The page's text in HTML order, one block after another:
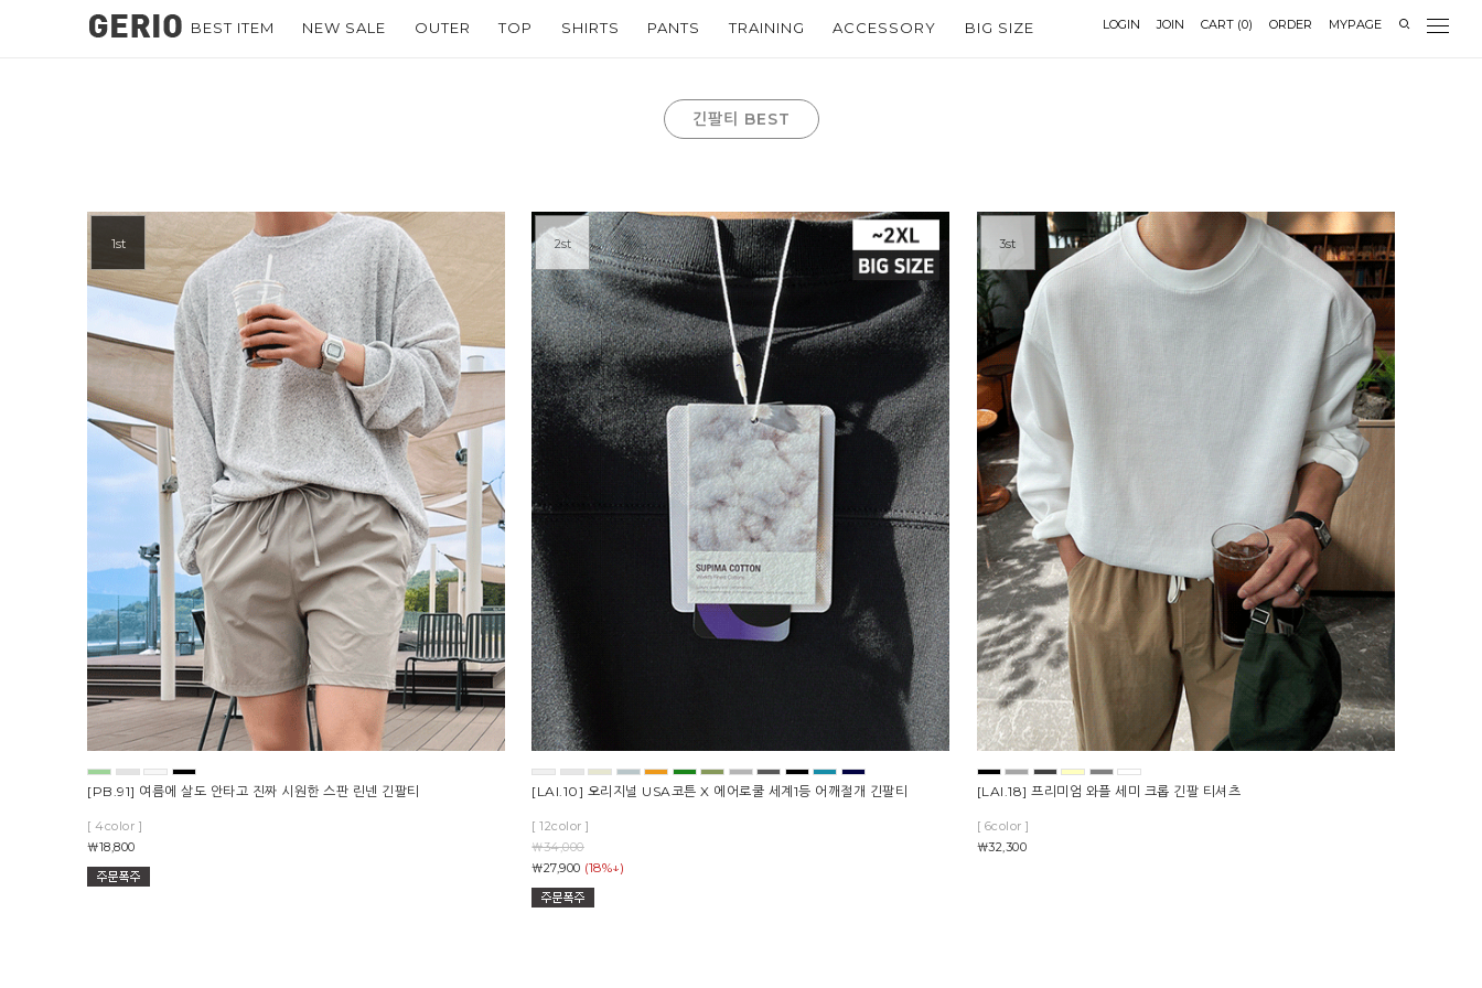
LOGIN JOIN CART (0) ORDER MYPAGE
BEST ITEM NEW SALE OUTER TOP SHIRTS PANTS TRAINING ACCESSORY BIG SIZE
긴팔티 BEST
1st
[PB.91] 여름에 살도 안타고 진짜 시원한 스판 린넨 긴팔티
[ 4color ]
￦18,800
2st
[LAI.10] 오리지널 USA코튼 X 에어로쿨 세계1등 어깨절개 긴팔티
[ 12color ]
￦34,000
￦27,900 (18%↓)
3st
[LAI.18] 프리미엄 와플 세미 크롭 긴팔 티셔츠
[ 6color ]
￦32,300